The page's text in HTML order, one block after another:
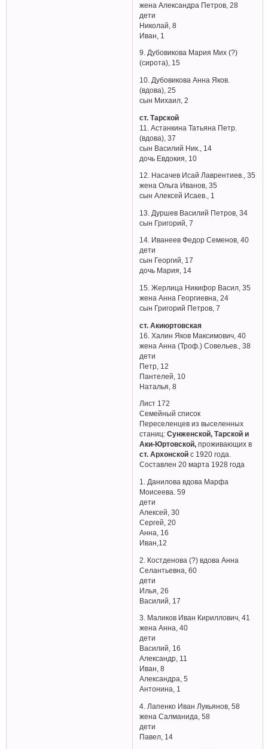
жена Александра Петров, 28
дети
Николай, 8
Иван, 1
9. Дубовикова Мария Мих (?)
(сирота), 15
10. Дубовикова Анна Яков.
(вдова), 25
сын Михаил, 2
ст. Тарской
11. Астанкина Татьяна Петр.
(вдова), 37
сын Василий Ник., 14
дочь Евдокия, 10
12. Насачев Исай Лаврентиев., 35
жена Ольга Иванов, 35
сын Алексей Исаев., 1
13. Дуршев Василий Петров, 34
сын Григорий, 7
14. Иванеев Федор Семенов, 40
дети
сын Георгий, 17
дочь Мария, 14
15. Жерлица Никифор Васил, 35
жена Анна Георгиевна, 24
сын Григорий Петров, 7
ст. Акиюртовская
16. Халин Яков Максимович, 40
жена Анна (Троф.) Совельев., 38
дети
Петр, 12
Пантелей, 10
Наталья, 8
Лист 172
Семейный список
Переселенцев из выселенных
станиц:Сунженской, Тарской и
Аки-Юртовской, проживающих в
ст. Архонской с 1920 года.
Составлен 20 марта 1928 года
1. Данилова вдова Марфа
Моисеева. 59
дети
Алексей, 30
Сергей, 20
Анна, 16
Иван,12
2. Костденова (?) вдова Анна
Селантьевна, 60
дети
Илья, 26
Василий, 17
3. Маликов Иван Кириллович, 41
жена Анна, 40
дети
Василий, 16
Александр, 11
Иван, 8
Александра, 5
Антонина, 1
4. Лапенко Иван Лукьянов, 58
жена Салманида, 58
дети
Павел, 14